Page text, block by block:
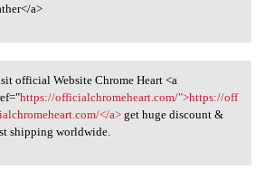
a>
official Website Chrome
official Website Chrome Heart <a
https://officialchromeheart.com/">https://off
</a>get huge discount &
shipping worldwide.